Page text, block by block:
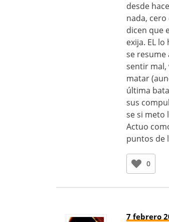
desde
nada,
dicen que
exija. EL
se resume
sentir mal,
matar
última
sus
se si meto
Actuo
puntos de
0
7 febrero